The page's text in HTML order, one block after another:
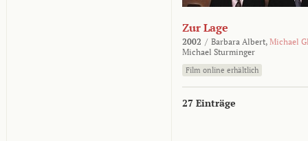
Zur Lage
2002 / Barbara Albert, Michael
Michael Sturminger
Film online erhältlich
27 Einträge